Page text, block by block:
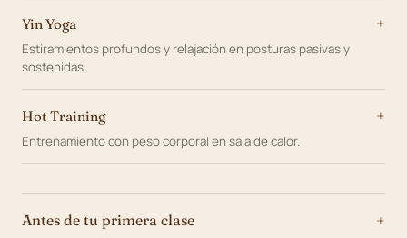
Yin Yoga
Estiramientos profundos y relajación en posturas pasivas y
sostenidas.
Hot Training
Entrenamiento con peso corporal en sala de calor.
Antes de tu primera clase